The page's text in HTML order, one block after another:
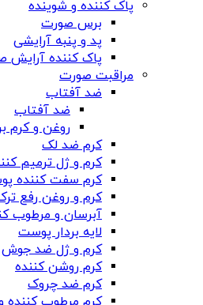
پاک کننده و شوینده
برس صورت
پد و پنبه آرایشی
پاک کننده آرایش
مراقبت صورت
ضد آفتاب
ضد آفتاب
روغن و کرم
کرم ضد لک
کرم و ژل ترمیم
کرم سفت کننده
کرم و روغن رفع
آبرسان و مرطوب
لایه بردار پوست
کرم و ژل ضد جوش
کرم روشن کننده
کرم ضد چروک